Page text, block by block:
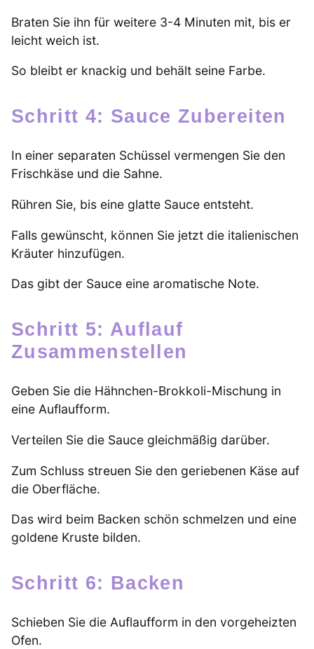
Braten Sie ihn für weitere 3-4 Minuten mit, bis er
leicht weich ist.
So bleibt er knackig und behält seine Farbe.
Schritt 4: Sauce Zubereiten
In einer separaten Schüssel vermengen Sie den
Frischkäse und die Sahne.
Rühren Sie, bis eine glatte Sauce entsteht.
Falls gewünscht, können Sie jetzt die italienischen
Kräuter hinzufügen.
Das gibt der Sauce eine aromatische Note.
Schritt 5: Auflauf
Zusammenstellen
Geben Sie die Hähnchen-Brokkoli-Mischung in
eine Auflaufform.
Verteilen Sie die Sauce gleichmäßig darüber.
Zum Schluss streuen Sie den geriebenen Käse auf
die Oberfläche.
Das wird beim Backen schön schmelzen und eine
goldene Kruste bilden.
Schritt 6: Backen
Schieben Sie die Auflaufform in den vorgeheizten
Ofen.